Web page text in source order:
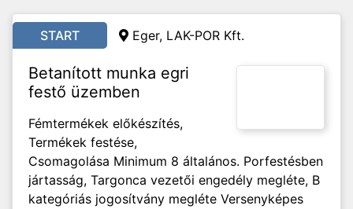
START Eger, LAK-POR Kft.
Betanított munka egri
festő üzemben
Fémtermékek előkészítés,
Termékek festése,
Csomagolása Minimum 8 általános. Porfestésben
jártasság, Targonca vezetői engedély megléte, B
kategóriás jogosítvány megléte Versenyképes